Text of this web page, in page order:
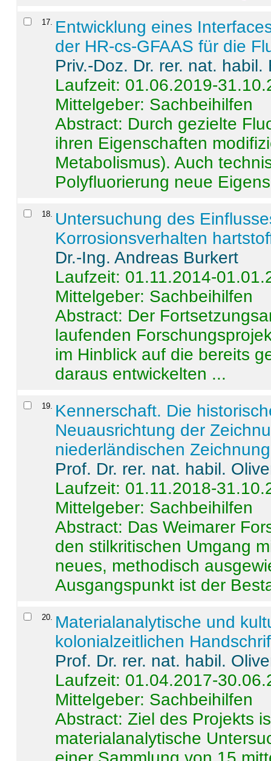
17
Entwicklung eines
der HR-cs-GFAAS für die
Priv.-Doz. Dr. rer. nat.
Laufzeit: 01.06.2019-
Mittelgeber: Sachbeihilfen
Abstract: Durch gezielte
ihren Eigenschaften
Metabolismus). Auch
Polyfluorierung neue
18
Untersuchung des
Korrosionsverhalten
Dr.-Ing. Andreas Burkert
Laufzeit: 01.11.2014-
Mittelgeber: Sachbeihilfen
Abstract: Der
laufenden
im Hinblick auf die bereits
daraus entwickelten ...
19
Kennerschaft. Die
Neuausrichtung der
niederländischen
Prof. Dr. rer. nat. habil.
Laufzeit: 01.11.2018-
Mittelgeber: Sachbeihilfen
Abstract: Das Weimarer
den stilkritischen Umgang
neues, methodisch
Ausgangspunkt ist der
20
Materialanalytische und
kolonialzeitlichen
Prof. Dr. rer. nat. habil.
Laufzeit: 01.04.2017-
Mittelgeber: Sachbeihilfen
Abstract:Ziel des Projekts
materialanalytische